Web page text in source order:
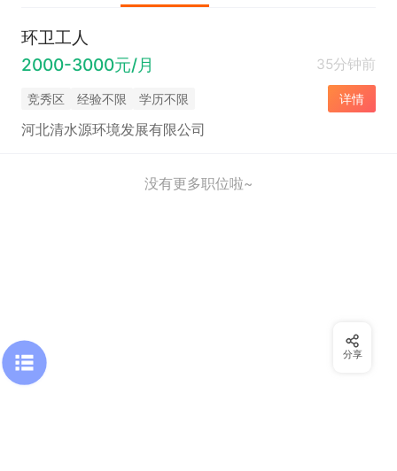
环卫工人
2000-3000元/月
35分钟前
竞秀区 经验不限 学历不限 详情
河北清水源环境发展有限公司
没有更多职位啦~
分享